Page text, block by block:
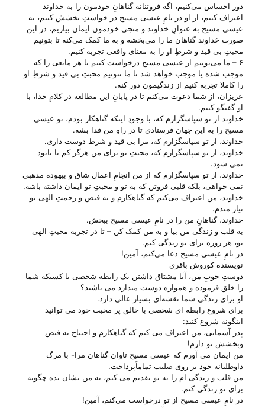
دور احساس می‌‌کنیم، اگه فروتنانه گناهانِ خودمون را به خداوند
اعتراف کنیم، از او در نامِ عیسی مسیح در خواستِ بخشش کنیم، به
عیسی مسیح به عنوانِ خداوند و منجی خودمون ایمان بیاریم، در این
صورت خداوند گناهان ما را می‌‌بخشه و به ما کمک می‌‌کنه تا بتونیم
محبتِ بی‌ قید و شرطِ او را به معنای واقعی تجربه کنیم.
۶ – ما می‌‌تونیم از عیسی مسیح درخواست کنیم تا هر مانعی را که
موجب شده یا موجب خواهد شد تا ما نتونیم محبتِ بی‌ قید و شرطِ او
را کاملا تجربه کنیم از زندگیمون دور کنه.
عزیزان، از شما دعوت می‌‌کنم تا در پایانِ این مطالعه در کلامِ خدا، با
او گفتگو کنیم.
خداوند از تو سپاسگزارم که، با وجودِ اینکه گناهکار بودم، تو عیسی
مسیح را به این جهان فرستادی تا در راهِ من فدا بشه.
خداوند، از تو سپاسگزارم که، مرا بی‌ قید و شرط دوست داری.
خداوند، از تو سپاسگزارم که، محبتِ تو برای من هرگز کم یا نابود
نمی شود.
خداوند، از تو سپاسگزارم که از من انجامِ اعمال شاق و بیهوده مذهبی
نمی خواهی، بلکه قلبی فروتن که به تو و محبتِ تو ایمان داشته باشه.
خداوند، من اعتراف می‌‌کنم که گناهکارم و به فیض و رحمتِ الهی تو
نیاز مندم.
خداوند، گناهانِ من را در نامِ عیسی مسیح ببخش.
به قلب و زندگی من بیا و به من کمک کن – تا در تجربه محبتِ الهی
تو، هر روزه برای تو زندگی کنم.
در نامِ عیسی مسیح دعا می‌‌کنم، آمین!
نویسنده کوروش باقری
دوستِ خوبِ من، آیا مشتاق داشتن یک رابطه شخصی با کسیکه شما
را خلق فرموده و همواره دوست میدارد می باشید؟
او برای زندگی شما نقشه‌ای بسیار عالی دارد.
برای شروع رابطه ای شخصی با خالق پر محبت خود می توانید
اینگونه شروع کنید:
پدر آسمانی، من اعتراف می کنم که گناهکارم و احتیاج به فیض
وبخشش تو دارم!
من ایمان می آورم که عیسی مسیح تاوان گناهان مرا- با مرگ
داوطلبانه خود بر روی صلیب تماماًپرداخت.
من قلب و زندگی ام را به تو تقدیم می کنم، به من نشان بده چگونه
برای تو زندگی کنم.
در نامِ عیسی مسیح از تو درخواست می‌‌کنم، آمین!